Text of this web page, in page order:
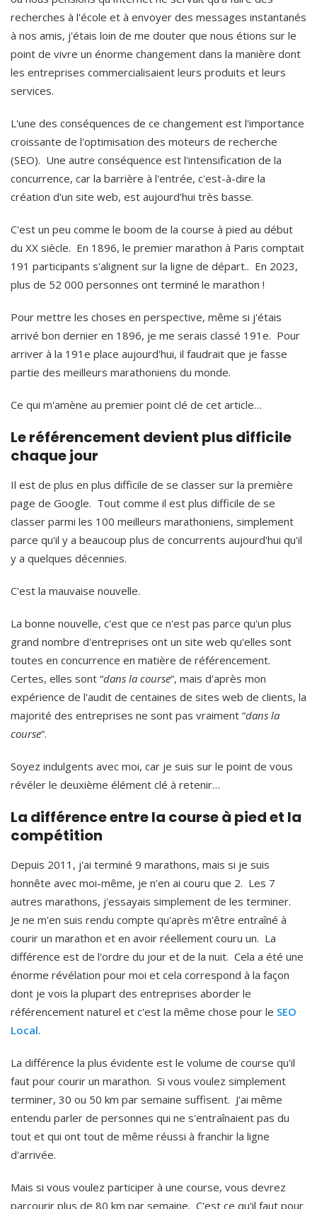
recherches à l'école et à envoyer des messages instantanés
à nos amis, j'étais loin de me douter que nous étions sur le
point de vivre un énorme changement dans la manière dont
les entreprises commercialisaient leurs produits et leurs
services.
L'une des conséquences de ce changement est l'importance
croissante de l'optimisation des moteurs de recherche
(SEO). Une autre conséquence est l'intensification de la
concurrence, car la barrière à l'entrée, c'est-à-dire la
création d'un site web, est aujourd'hui très basse.
C'est un peu comme le boom de la course à pied au début
du XX siècle. En 1896, le premier marathon à Paris comptait
191 participants s'alignent sur la ligne de départ.. En 2023,
plus de 52 000 personnes ont terminé le marathon !
Pour mettre les choses en perspective, même si j'étais
arrivé bon dernier en 1896, je me serais classé 191e. Pour
arriver à la 191e place aujourd'hui, il faudrait que je fasse
partie des meilleurs marathoniens du monde.
Ce qui m'amène au premier point clé de cet article…
Le référencement devient plus difficile
chaque jour
Il est de plus en plus difficile de se classer sur la première
page de Google. Tout comme il est plus difficile de se
classer parmi les 100 meilleurs marathoniens, simplement
parce qu'il y a beaucoup plus de concurrents aujourd'hui qu'il
y a quelques décennies.
C'est la mauvaise nouvelle.
La bonne nouvelle, c'est que ce n'est pas parce qu'un plus
grand nombre d'entreprises ont un site web qu'elles sont
toutes en concurrence en matière de référencement.
Certes, elles sont “dans la course“, mais d'après mon
expérience de l'audit de centaines de sites web de clients, la
majorité des entreprises ne sont pas vraiment “dans la
course“.
Soyez indulgents avec moi, car je suis sur le point de vous
révéler le deuxième élément clé à retenir…
La différence entre la course à pied et la
compétition
Depuis 2011, j'ai terminé 9 marathons, mais si je suis
honnête avec moi-même, je n'en ai couru que 2. Les 7
autres marathons, j'essayais simplement de les terminer.
Je ne m'en suis rendu compte qu'après m'être entraîné à
courir un marathon et en avoir réellement couru un. La
différence est de l'ordre du jour et de la nuit. Cela a été une
énorme révélation pour moi et cela correspond à la façon
dont je vois la plupart des entreprises aborder le
référencement naturel et c'est la même chose pour le SEO
Local.
La différence la plus évidente est le volume de course qu'il
faut pour courir un marathon. Si vous voulez simplement
terminer, 30 ou 50 km par semaine suffisent. J'ai même
entendu parler de personnes qui ne s'entraînaient pas du
tout et qui ont tout de même réussi à franchir la ligne
d'arrivée.
Mais si vous voulez participer à une course, vous devrez
parcourir plus de 80 km par semaine. C'est ce qu'il faut pour